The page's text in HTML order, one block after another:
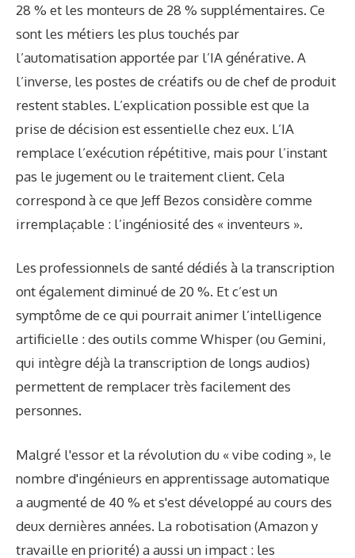
28 % et les monteurs de 28 % supplémentaires. Ce
sont les métiers les plus touchés par
l’automatisation apportée par l’IA générative. A
l’inverse, les postes de créatifs ou de chef de produit
restent stables. L’explication possible est que la
prise de décision est essentielle chez eux. L’IA
remplace l’exécution répétitive, mais pour l’instant
pas le jugement ou le traitement client. Cela
correspond à ce que Jeff Bezos considère comme
irremplaçable : l’ingéniosité des « inventeurs ».
Les professionnels de santé dédiés à la transcription
ont également diminué de 20 %. Et c’est un
symptôme de ce qui pourrait animer l’intelligence
artificielle : des outils comme Whisper (ou Gemini,
qui intègre déjà la transcription de longs audios)
permettent de remplacer très facilement des
personnes.
Malgré l'essor et la révolution du « vibe coding », le
nombre d'ingénieurs en apprentissage automatique
a augmenté de 40 % et s'est développé au cours des
deux dernières années. La robotisation (Amazon y
travaille en priorité) a aussi un impact : les